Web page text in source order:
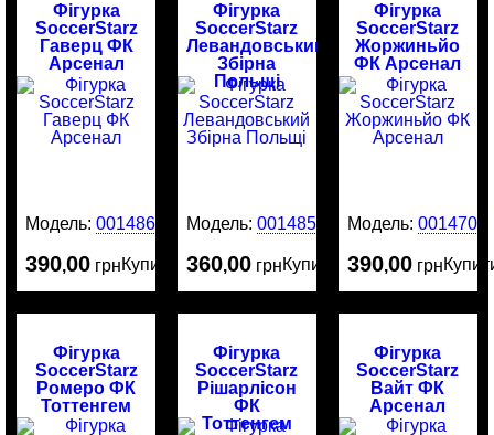
Фігурка
SoccerStarz
Гаверц ФК
Арсенал
Модель:0014865
390,00 грнКупити
Фігурка
SoccerStarz
Левандовський
Збірна
Польщі
Модель:0014859
360,00 грнКупити
Фігурка
SoccerStarz
Жоржиньйо
ФК Арсенал
Модель: 0014709
390,00 грн
Фігурка
SoccerStarz
Ромеро ФК
Тоттенгем
Фігурка
SoccerStarz
Рішарлісон
ФК
Тоттенгем
Фігурка
SoccerStarz
Вайт ФК
Арсенал